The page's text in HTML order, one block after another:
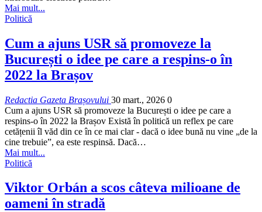
Mai mult...
Politică
Cum a ajuns USR să promoveze la
București o idee pe care a respins-o în
2022 la Brașov
Redactia Gazeta Brașovului 30 mart., 2026 0
Cum a ajuns USR să promoveze la București o idee pe care a
respins-o în 2022 la Brașov Există în politică un reflex pe care
cetățenii îl văd din ce în ce mai clar - dacă o idee bună nu vine „de la
cine trebuie”, ea este respinsă. Dacă…
Mai mult...
Politică
Viktor Orbán a scos câteva milioane de
oameni în stradă